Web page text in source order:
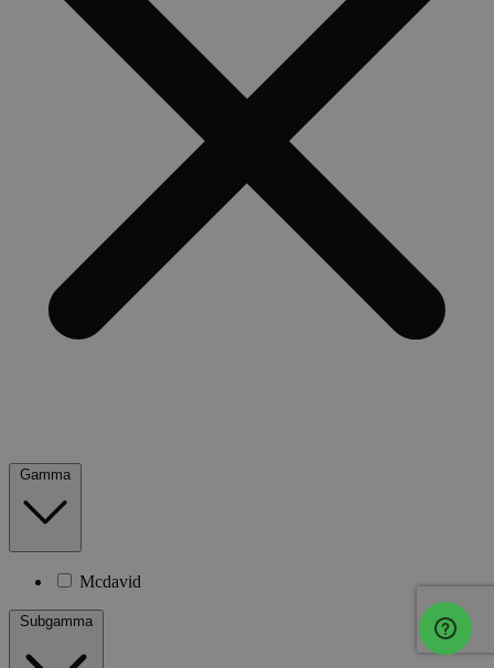
Gamma
Mcdavid
Subgamma